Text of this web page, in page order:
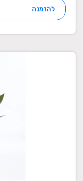
להזמנה